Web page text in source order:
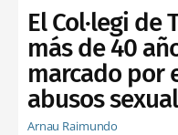
El Col·legi
más de 40
marcado por
abusos
Arnau Raimundo